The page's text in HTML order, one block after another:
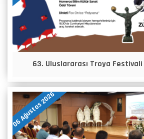
63. Uluslararası Troya Festivali
06 Ağustos 2026